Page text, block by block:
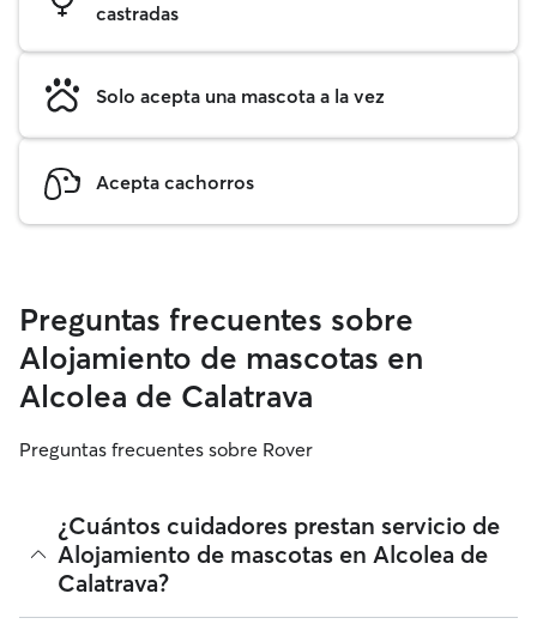
castradas
Solo acepta una mascota a la vez
Acepta cachorros
Preguntas frecuentes sobre
Alojamiento de mascotas en
Alcolea de Calatrava
Preguntas frecuentes sobre Rover
¿Cuántos cuidadores prestan servicio de
Alojamiento de mascotas en Alcolea de
Calatrava?